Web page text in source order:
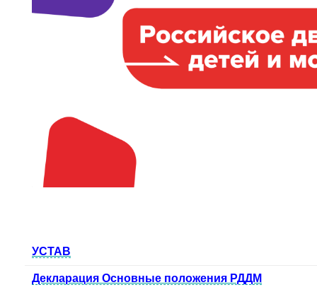
УСТАВ
Декларация Основные положения РДДМ